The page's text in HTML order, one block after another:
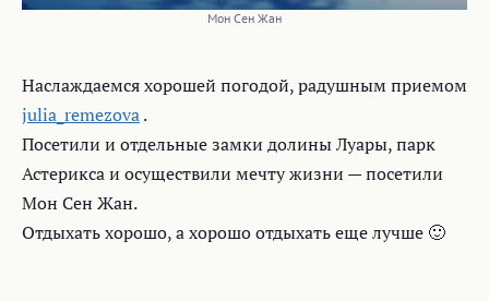
Мон Сен Жан
Наслаждаемся хорошей погодой, радушным приемом
julia_remezova.
Посетили и отдельные замки долины Луары, парк
Астерикса и осуществили мечту жизни — посетили
Мон Сен Жан.
Отдыхать хорошо, а хорошо отдыхать еще лучше 🙂